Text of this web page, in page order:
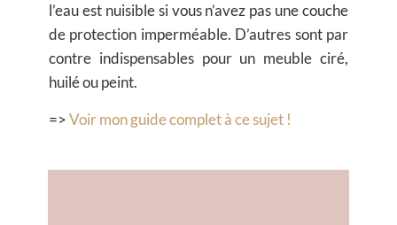
l’eau est nuisible si vous n’avez pas une couche
de protection imperméable. D’autres sont par
contre indispensables pour un meuble ciré,
huilé ou peint.
=>Voir mon guide complet à ce sujet !